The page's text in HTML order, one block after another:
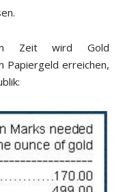
Zeit wird Gold
Papiergeld erreichen,